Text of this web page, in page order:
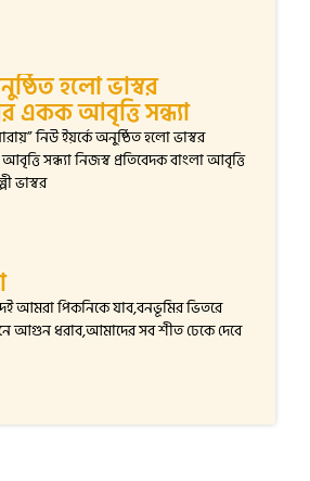
হলো ভাস্বর
একক আবৃত্তি সন্ধ্যা
নিউ ইয়র্কে অনুষ্ঠিত হলো ভাস্বর
সন্ধ্যা নিজস্ব প্রতিবেদক বাংলা আবৃত্তি
ভাস্বর
আমরা পিকনিকে যাব,বনভূমির ভিতরে
আগুন ধরাব,আমাদের সব শীত ঢেকে দেবে